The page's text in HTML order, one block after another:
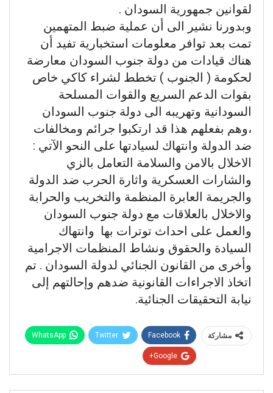
لقوانين جمهورية السودان .
وبدورنا نشير الى أن عملية ضبط المتهمين
تمت بعد توافر معلومات استخبارية تفيد أن
هناك قيادات من دولة جنوب السودان معارضة
لحكومة ( الجنوب ) تخطط لشراء كاكي خاص
بقوات الدعم السريع والقوات المسلحة
السودانية وتهريبه الى دولة جنوب السودان
،وهم بفعلهم هذا قد ارتكبوا جرائم ومخالفات
ضد الدولة وانتهاك لسيادتها على النحو الآتي :
الاخلال بالامن والسلامة التعامل بالزي
والشارات العسكرية واثارة الحرب ضد الدولة
والجريمة العابرة المنظمة والتخريب والحرابة
والاخلال بالعلاقات مع دولة جنوب السودان
والعمل على احداث توترات بها وانتهاك
السيادة والحقوق ونشاط المنظمات الاجرامية
وأخرى من القانون الجنائي لدولة السودان . تم
اتخاذ الاجراءات القانونية ضدهم وإحالتهم إلى
نيابة التحقيقات الجنائية.
مشاركة Facebook
Twitter
WhatsApp
Google+